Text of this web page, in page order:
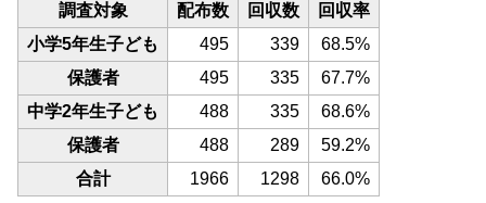
調査対象 配布数 回収数
回収率
小学5年生子ども
495 339
68.5%
保護者
495 335
67.7%
中学2年生子ども
488 335
68.6%
保護者
488 289
59.2%
合計
1966 1298 66.0%